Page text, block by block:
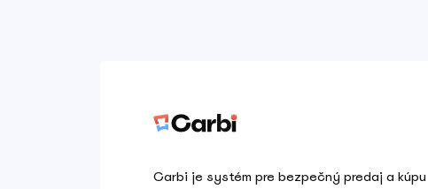
Carbi je systém pre bezpečný predaj a kúpu